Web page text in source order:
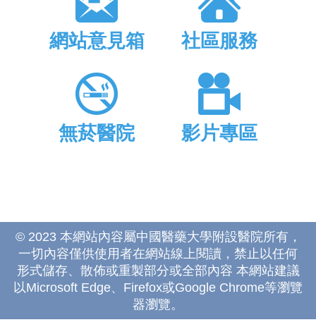
網站意見箱 社區服務
無菸醫院 影片專區
© 2023 本網站內容屬中國醫藥大學附設醫院所有，
一切內容僅供使用者在網站線上閱讀，禁止以任何
形式儲存、散佈或重製部分或全部內容 本網站建議
以Microsoft Edge、Firefox或Google Chrome等瀏覽
器瀏覽。